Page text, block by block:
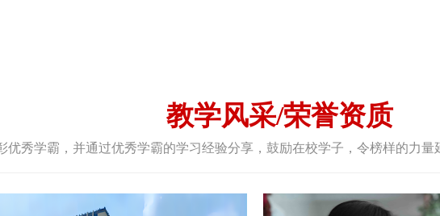
教学风采/荣誉资质
优秀学霸，并通过优秀学霸的学习经验分享，鼓励在校学子，令榜样的力量